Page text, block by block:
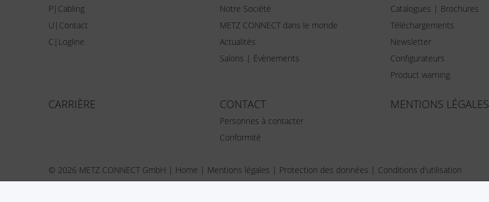
P|Cabling
U|Contact
C|Logline
Notre Société
METZ CONNECT dans le monde
Actualités
Salons | Évènements
Catalogues | Brochures
Téléchargements
Newsletter
Configurateurs
Product warning
CARRIÈRE CONTACT
Personnes à contacter
Conformité
MENTIONS LÉGALES
© 2026 METZ CONNECT GmbH | Home | Mentions légales | Protection des données | Conditions d'utilisation